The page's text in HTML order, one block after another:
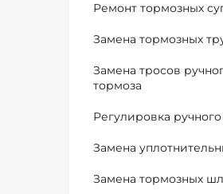
Ремонт тормозных
Замена тормозных
Замена тросов
тормоза
Регулировка
Замена
Замена тормозных